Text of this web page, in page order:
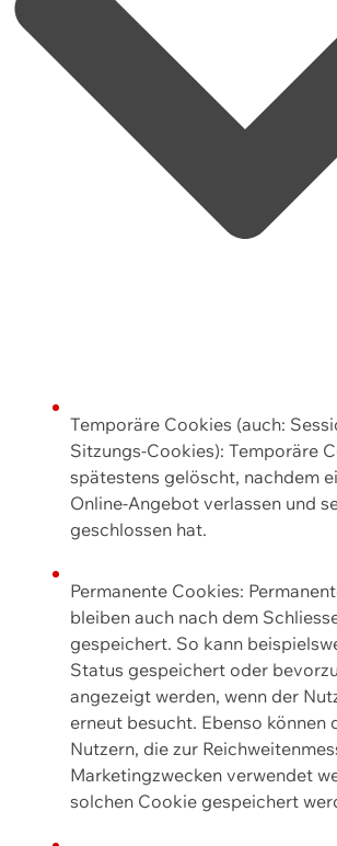
Temporäre Cookies (auch:
Sitzungs-Cookies): Temporäre
spätestens gelöscht, nachdem
Online-Angebot verlassen und
geschlossen hat.
Permanente Cookies:
bleiben auch nach dem
gespeichert. So kann
Status gespeichert oder
angezeigt werden, wenn der
erneut besucht. Ebenso können
Nutzern, die zur
Marketingzwecken verwendet
solchen Cookie gespeichert